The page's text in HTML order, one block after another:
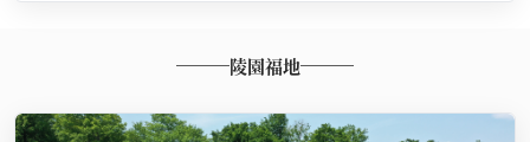
陵園福地